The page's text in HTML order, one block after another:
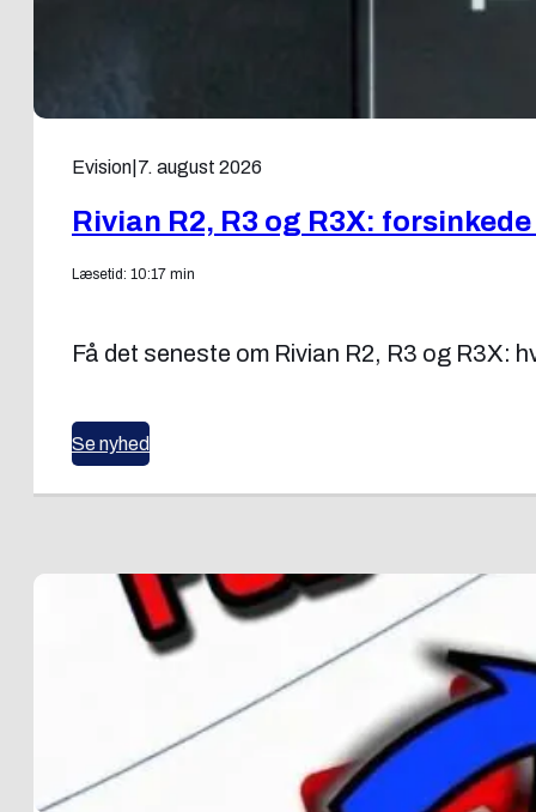
Evision 7. august 2026
Rivian R2, R3 og R3X:
Læsetid: 10:17 min
Få det seneste om Rivian R2, R3 og R3X:
Se nyhed